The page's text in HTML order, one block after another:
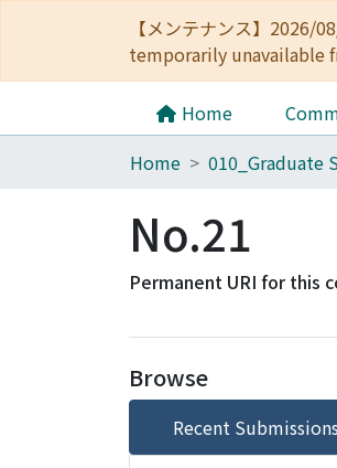
【メンテナンス】2026/
temporarily unavailable
Home
Home
No.21
Permanent URI for this
Browse
Recent Submissions